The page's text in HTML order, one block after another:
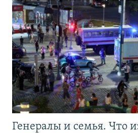
Генералы и семья. Что